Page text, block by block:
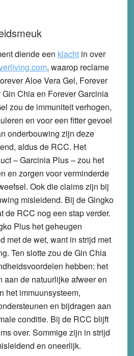
diende een klachtin over
, waarop reclame
Aloe Vera Gel, Forever
Gin Chiaen Forever Garcinia
zou de immuniteit verhogen,
en voor een fitter gevoel
onderbouwing zijn deze
aldus de RCC. Het
– Garcinia Plus – zou het
en zorgen voor verminderde
Ook die claims zijn bij
misleidend. Bij de Gingko
de RCC nog een stap verder.
Plus het geheugen
met de wet, want in strijd met
Ten slotte zou de Gin Chia
hebben: het
aan de natuurlijke afweer en
het immuunsysteem,
en bijdragen aan
conditie. Bij de RCC blijft
over. Sommige zijn in strijd
en oneerlijk.